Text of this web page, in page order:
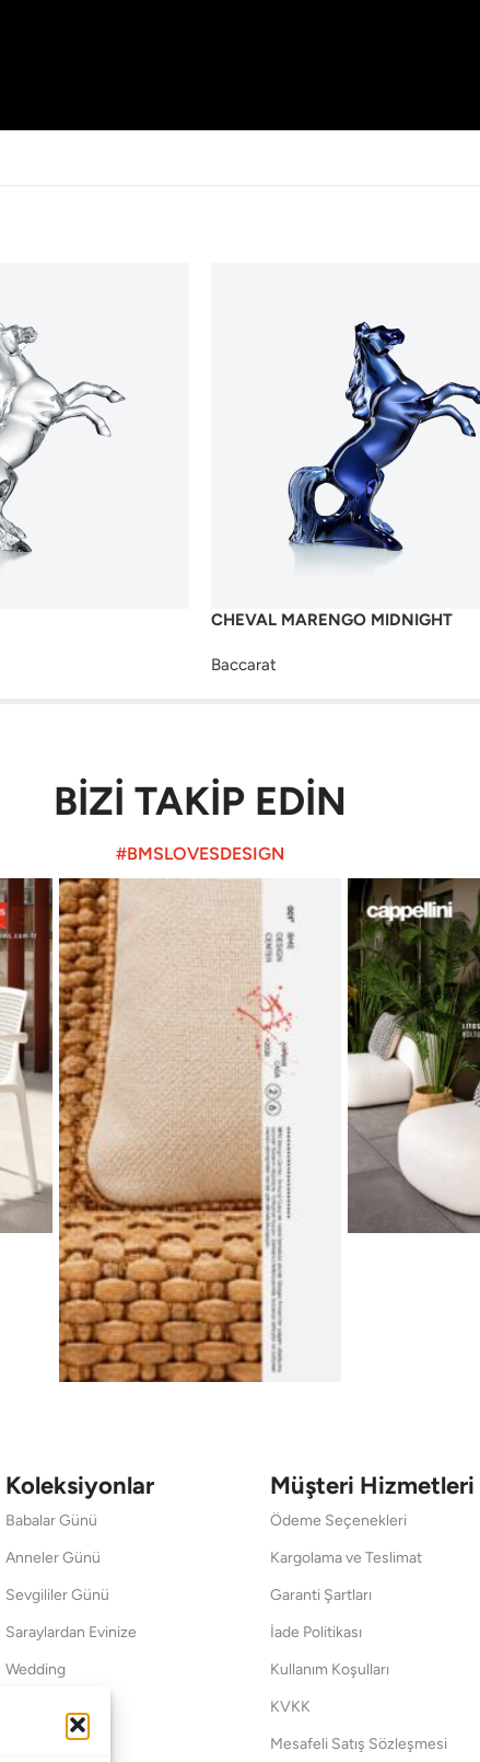
CHEVAL MARENGO MIDNIGHT
Baccarat
BİZİ TAKİP EDİN
#BMSLOVESDESIGN
Koleksiyonlar
Babalar Günü
Anneler Günü
Sevgililer Günü
Saraylardan Evinize
Wedding
Müşteri Hizmetleri
Ödeme Seçenekleri
Kargolama ve Teslimat
Garanti Şartları
İade Politikası
Kullanım Koşulları
KVKK
Mesafeli Satış Sözleşmesi